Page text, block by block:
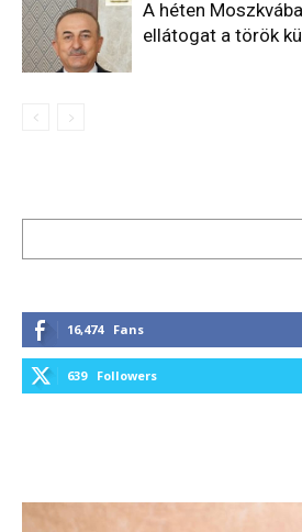
A héten
ellátogat a török
16,474 Fans
639 Followers